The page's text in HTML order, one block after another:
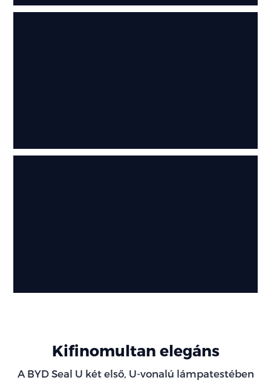
Kifinomultan elegáns
A BYD Seal U két első, U-vonalú lámpatestében